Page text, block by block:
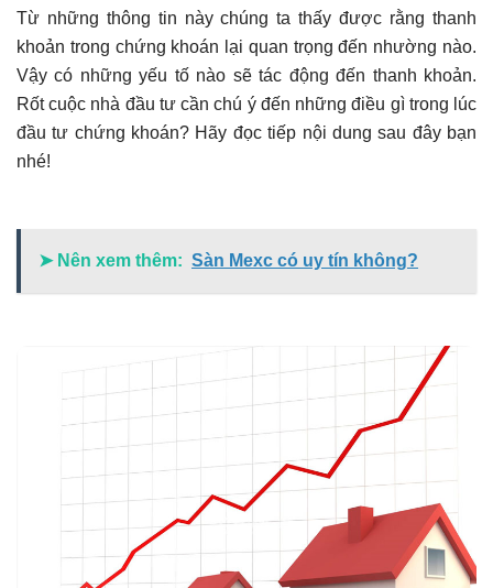
Từ những thông tin này chúng ta thấy được rằng thanh
khoản trong chứng khoán lại quan trọng đến nhường nào.
Vậy có những yếu tố nào sẽ tác động đến thanh khoản.
Rốt cuộc nhà đầu tư cần chú ý đến những điều gì trong lúc
đầu tư chứng khoán? Hãy đọc tiếp nội dung sau đây bạn
nhé!
➤ Nên xem thêm: Sàn Mexc có uy tín không?